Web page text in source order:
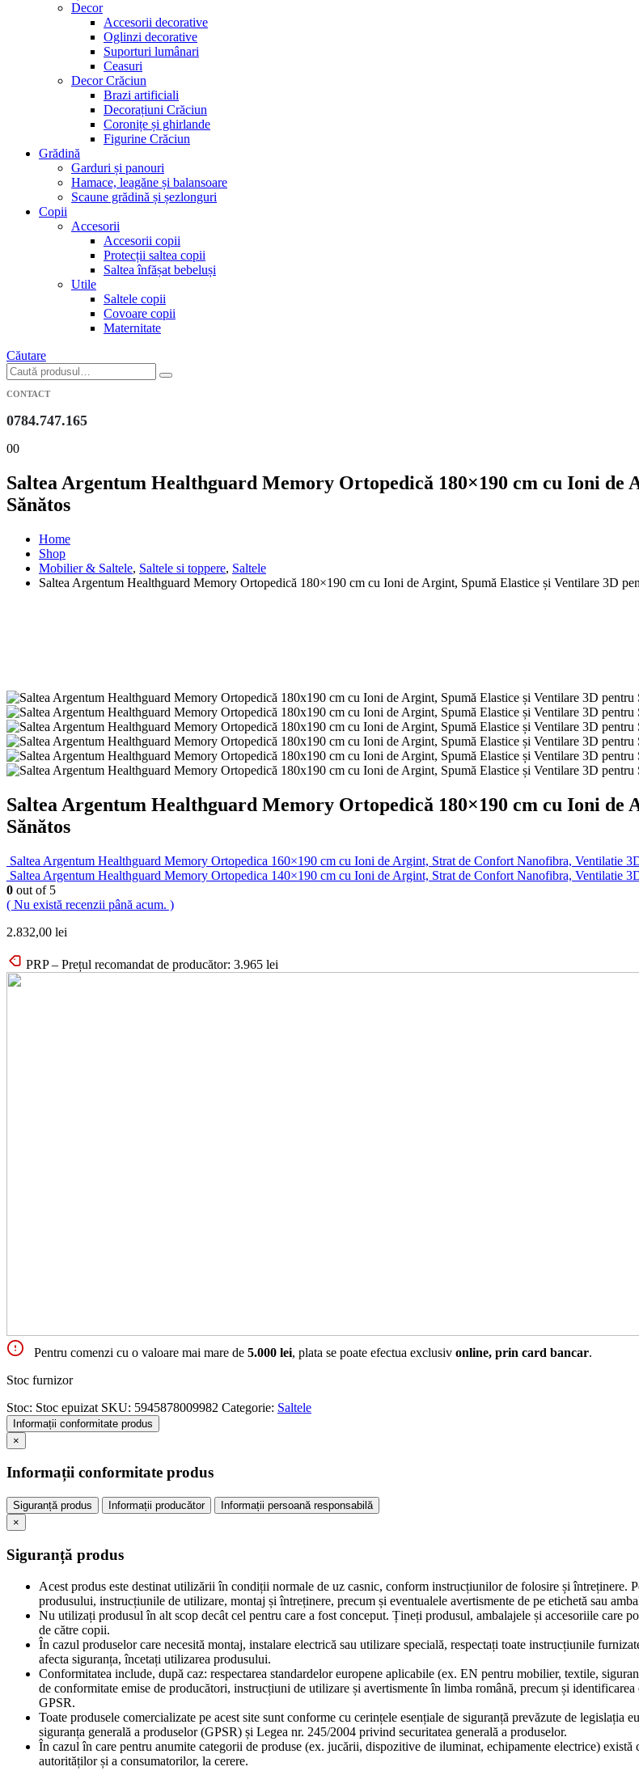
Decor
Accesorii decorative
Oglinzi decorative
Suporturi lumânari
Ceasuri
Decor Crăciun
Brazi artificiali
Decorațiuni Crăciun
Coronițe și ghirlande
Figurine Crăciun
Grădină
Garduri și panouri
Hamace, leagăne și balansoare
Scaune grădină și șezlonguri
Copii
Accesorii
Accesorii copii
Protecții saltea copii
Saltea înfășat bebeluși
Utile
Saltele copii
Covoare copii
Maternitate
Căutare
CONTACT
0784.747.165
00
Saltea Argentum Healthguard Memory Ortopedică 180×190 cm cu Ioni de
Sănătos
Home
Shop
Mobilier & Saltele, Saltele si toppere, Saltele
Saltea Argentum Healthguard Memory Ortopedică 180×190 cm cu Ioni de Argint, Spumă Elastice și Ventilare 3D
Saltea Argentum Healthguard Memory Ortopedică 180×190 cm cu Ioni de
Sănătos
Saltea Argentum Healthguard Memory Ortopedica 160×190 cm cu Ioni de Argint, Strat de Confort Nanofibra, Ventilatie
Saltea Argentum Healthguard Memory Ortopedica 140×190 cm cu Ioni de Argint, Strat de Confort Nanofibra, Ventilatie
0 out of 5
( Nu există recenzii până acum. )
2.832,00 lei
PRP – Prețul recomandat de producător: 3.965 lei
Pentru comenzi cu o valoare mai mare de 5.000 lei, plata se poate efectua exclusiv online, prin card bancar.
Stoc furnizor
Stoc: Stoc epuizat SKU: 5945878009982 Categorie: Saltele
Informații conformitate produs
×
Informații conformitate produs
Siguranță produs Informații producător
Informații persoană responsabilă
×
Siguranță produs
Acest produs este destinat utilizării în condiții normale de uz casnic, conform instrucțiunilor de folosire și întreținere.
produsului, instrucțiunile de utilizare, montaj și întreținere, precum și eventualele avertismente de pe etichetă sau
Nu utilizați produsul în alt scop decât cel pentru care a fost conceput. Țineți produsul, ambalajele și accesoriile care
de către copii.
În cazul produselor care necesită montaj, instalare electrică sau utilizare specială, respectați toate instrucțiunile
afecta siguranța, încetați utilizarea produsului.
Conformitatea include, după caz: respectarea standardelor europene aplicabile (ex. EN pentru mobilier, textile,
de conformitate emise de producători, instrucțiuni de utilizare și avertismente în limba română, precum și
GPSR.
Toate produsele comercializate pe acest site sunt conforme cu cerințele esențiale de siguranță prevăzute de
siguranța generală a produselor (GPSR) și Legea nr. 245/2004 privind securitatea generală a produselor.
În cazul în care pentru anumite categorii de produse (ex. jucării, dispozitive de iluminat, echipamente electrice)
autorităților și a consumatorilor, la cerere.